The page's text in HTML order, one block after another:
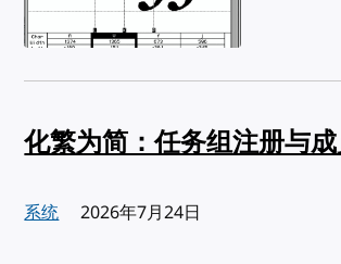
化繁为简：任务组注册与
系统 发布:
2026年7月24日